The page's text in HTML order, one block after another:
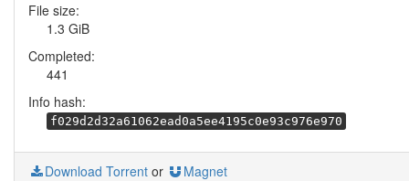
File size:
1.3 GiB
Completed:
441
Info hash:
f029d2d32a61062ead0a5ee4195c0e93c976e970
Download Torrent or Magnet